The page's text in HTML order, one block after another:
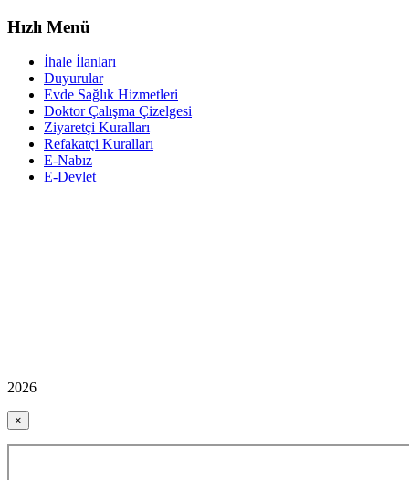
Hızlı Menü
İhale İlanları
Duyurular
Evde Sağlık Hizmetleri
Doktor Çalışma Çizelgesi
Ziyaretçi Kuralları
Refakatçi Kuralları
E-Nabız
E-Devlet
2026
×